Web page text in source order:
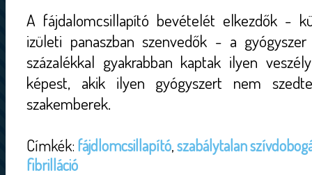
A fájdalomcsillapító bevételét elkezdők -
izületi panaszban szenvedők - a
százalékkal gyakrabban kaptak ilyen
képest, akik ilyen gyógyszert nem
szakemberek.
Címkék: fájdlomcsillapító,szabálytalan
fibrilláció